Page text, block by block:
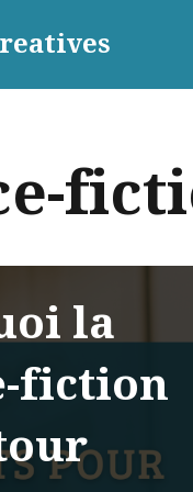
la
fiction